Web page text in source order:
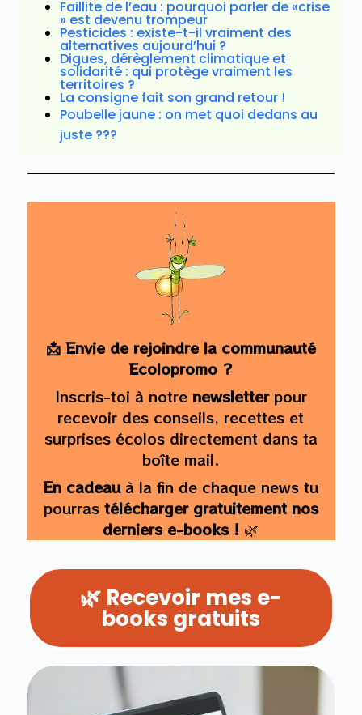
Faillite de l’eau : pourquoi parler de «crise
» est devenu trompeur
Pesticides : existe-t-il vraiment des
alternatives aujourd’hui ?
Digues, dérèglement climatique et
solidarité : qui protège vraiment les
territoires ?
La consigne fait son grand retour !
Poubelle jaune : on met quoi dedans au
juste ???
📩 Envie de rejoindre la communauté
Ecolopromo ?
Inscris-toi à notre newsletterpour
recevoir des conseils, recettes et
surprises écolos directement dans ta
boîte mail.
En cadeauà la fin de chaque news tu
pourras télécharger gratuitement nos
derniers e-books ! 🌿
🌿 Recevoir mes e-
books gratuits